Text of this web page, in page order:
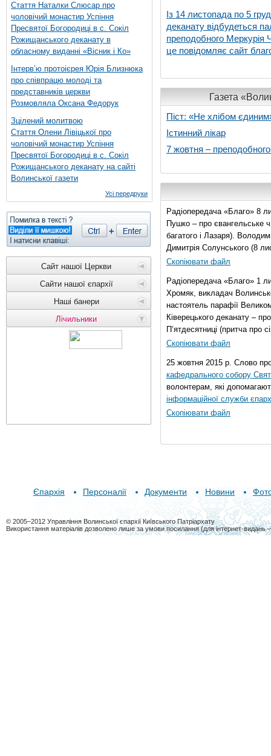
Стаття Наталки Слюсар про
чоловічий монастир Успіння
Пресвятої Богородиці в с. Сокіл
Рожищанського деканату в
обласному виданні «Вісник і Ко»
Інтерв’ю протоієрея Юрія Близнюка
про співпрацю молоді та
представників церкви
Розмовляла Оксана Федорук
Зцілений молитвою
Стаття Олени Лівіцької про
чоловічий монастир Успіння
Пресвятої Богородиці в с. Сокіл
Рожищанського деканату на сайті
Волинської газети
Усі передруки
Сайт нашої Церкви
Сайти нашої єпархії
Наші банери
Лічильники
Із 14 листопада по 5
деканату відбудеться
преподобного Меркурія
це повідомляє сайт
Газета
Піст: «Не хлібом
Істинний лікар
7 жовтня –
Радіопередача «Благо» 8
Пушко – про євангельське
багатого і Лазаря).
Димитрія Солунського (8
Скопіювати файл
Радіопередача «Благо» 1
Хромяк, викладач
настоятель парафії
Ківерецького деканату –
П’ятдесятниці (притча про
Скопіювати файл
25 жовтня 2015 р. Слово
кафедрального собору
волонтерам, які
інформаційної служби
Скопіювати файл
Єпархія Персоналії Документи Новини
© 2005–2012 Управління Волинської єпархії Київського Патріархату
Використання матеріалів дозволено лише за умови посилання (для інтернет-видань